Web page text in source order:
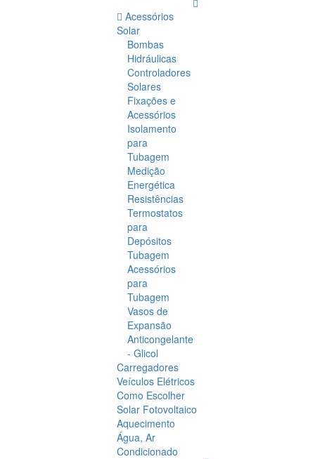
Acessórios
Solar
Bombas
Hidráulicas
Controladores
Solares
Fixações e
Acessórios
Isolamento
para
Tubagem
Medição
Energética
Resistências
Termostatos
para
Depósitos
Tubagem
Acessórios
para
Tubagem
Vasos de
Expansão
Anticongelante
- Glicol
Carregadores
Veículos Elétricos
Como Escolher
Solar Fotovoltaico
Aquecimento
Água, Ar
Condicionado